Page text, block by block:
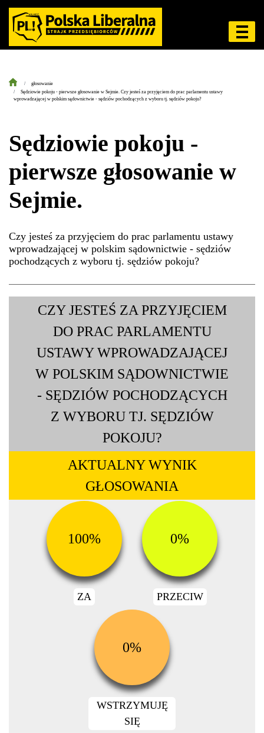
głosowanie
Sędziowie pokoju - pierwsze głosowanie w Sejmie. Czy jesteś za przyjęciem do prac parlamentu ustawy
wprowadzającej w polskim sądownictwie - sędziów pochodzących z wyboru tj. sędziów pokoju?
Sędziowie pokoju -
pierwsze głosowanie w
Sejmie.
Czy jesteś za przyjęciem do prac parlamentu ustawy
wprowadzającej w polskim sądownictwie - sędziów
pochodzących z wyboru tj. sędziów pokoju?
CZY JESTEŚ ZA PRZYJĘCIEM
DO PRAC PARLAMENTU
USTAWY WPROWADZAJĄCEJ
W POLSKIM SĄDOWNICTWIE
- SĘDZIÓW POCHODZĄCYCH
Z WYBORU TJ. SĘDZIÓW
POKOJU?
AKTUALNY WYNIK
GŁOSOWANIA
100%
ZA
0%
PRZECIW
0%
WSTRZYMUJĘ
SIĘ